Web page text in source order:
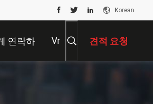
Korean
연락하 Vr 견적 요청